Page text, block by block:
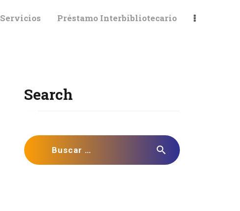
Servicios Préstamo Interbibliotecario
Search
Buscar: